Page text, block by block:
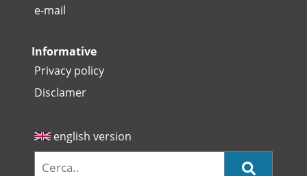
e-mail
Informative
Privacy policy
Disclamer
english version